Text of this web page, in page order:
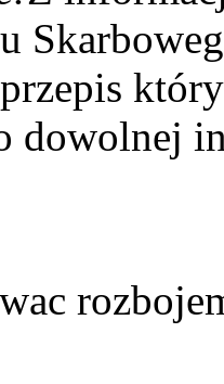
dowolnej